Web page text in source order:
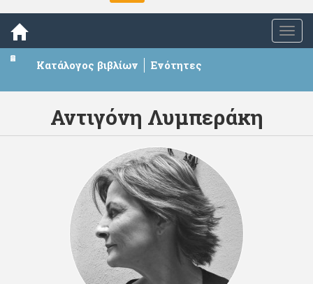
Κατάλογος βιβλίων Ενότητες
Αντιγόνη Λυμπεράκη